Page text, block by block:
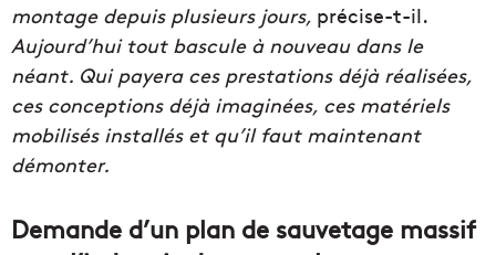
montage depuis plusieurs jours, précise-t-il.
Aujourd’hui tout bascule à nouveau dans le
néant. Qui payera ces prestations déjà réalisées,
ces conceptions déjà imaginées, ces matériels
mobilisés installés et qu’il faut maintenant
démonter.
Demande d’un plan de sauvetage massif